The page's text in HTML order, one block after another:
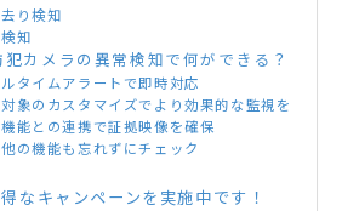
り検知
知
カメラの異常検知で何ができる？
ルタイムアラートで即時対応
象のカスタマイズでより効果的な監視を
能との連携で証拠映像を確保
の機能も忘れずにチェック
なキャンペーンを実施中です！